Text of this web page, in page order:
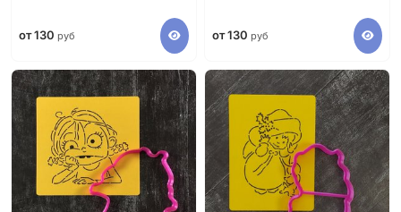
от 130 руб от 130 руб